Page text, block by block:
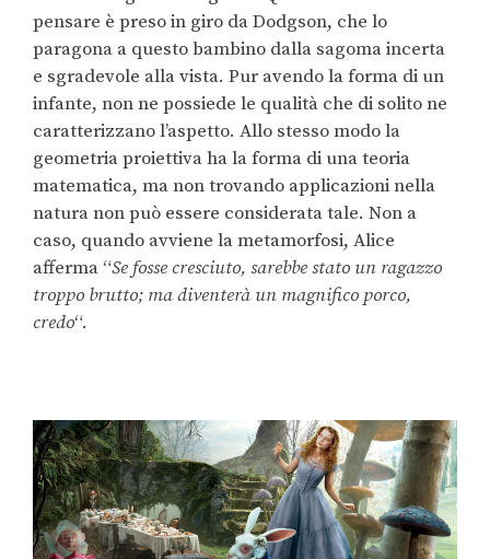
pensare è preso in giro da Dodgson, che lo
paragona a questo bambino dalla sagoma incerta
e sgradevole alla vista. Pur avendo la forma di un
infante, non ne possiede le qualità che di solito ne
caratterizzano l’aspetto. Allo stesso modo la
geometria proiettiva ha la forma di una teoria
matematica, ma non trovando applicazioni nella
natura non può essere considerata tale. Non a
caso, quando avviene la metamorfosi, Alice
afferma “Se fosse cresciuto, sarebbe stato un ragazzo
troppo brutto; ma diventerà un magnifico porco,
credo“.